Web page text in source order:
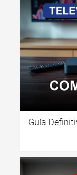
Guía